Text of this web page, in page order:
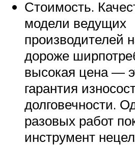
Стоимость.
модели ведущих
производителей
дороже
высокая цена —
гарантия
долговечности.
разовых работ
инструмент